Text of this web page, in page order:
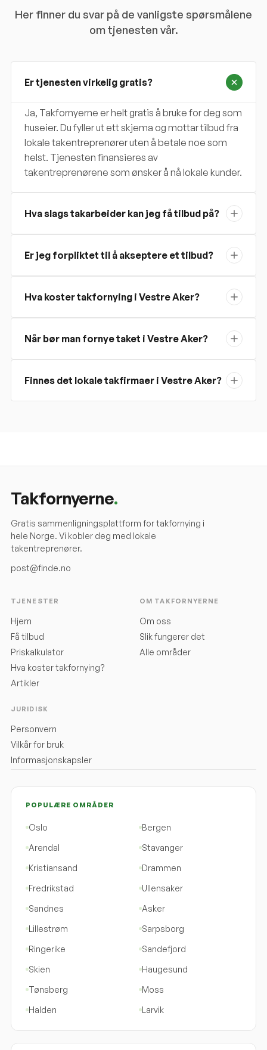
Her finner du svar på de vanligste spørsmålene
om tjenesten vår.
Er tjenesten virkelig gratis?
Ja, Takfornyerne er helt gratis å bruke for deg som
huseier. Du fyller ut ett skjema og mottar tilbud fra
lokale takentreprenører uten å betale noe som
helst. Tjenesten finansieres av
takentreprenørene som ønsker å nå lokale kunder.
Hva slags takarbeider kan jeg få tilbud på?
Er jeg forpliktet til å akseptere et tilbud?
Hva koster takfornying i Vestre Aker?
Når bør man fornye taket i Vestre Aker?
Finnes det lokale takfirmaer i Vestre Aker?
Takfornyerne.
Gratis sammenligningsplattform for takfornying i
hele Norge. Vi kobler deg med lokale
takentreprenører.
post@finde.no
TJENESTER
Hjem
Få tilbud
Priskalkulator
Hva koster takfornying?
Artikler
OM TAKFORNYERNE
Om oss
Slik fungerer det
Alle områder
JURIDISK
Personvern
Vilkår for bruk
Informasjonskapsler
POPULÆRE OMRÅDER
Oslo
Bergen
Arendal
Stavanger
Kristiansand
Drammen
Fredrikstad
Ullensaker
Sandnes
Asker
Lillestrøm
Sarpsborg
Ringerike
Sandefjord
Skien
Haugesund
Tønsberg
Moss
Halden
Larvik